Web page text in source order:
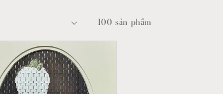
100 sản phẩm